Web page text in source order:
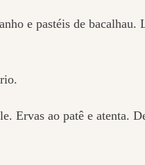
e pastéis de bacalhau.
Ervas ao patê e atenta.